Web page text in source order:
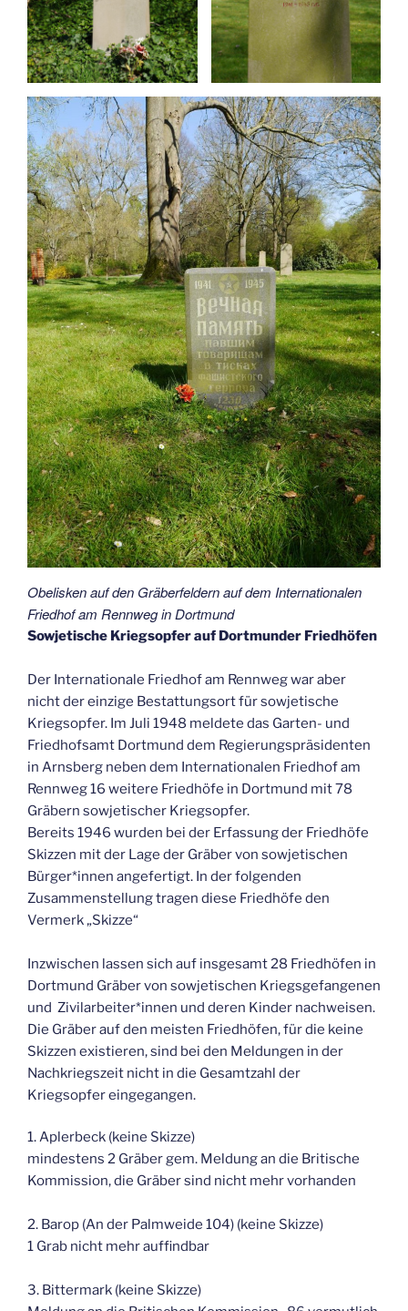
Obelisken auf den Gräberfeldern auf dem Internationalen
Friedhof am Rennweg in Dortmund
Sowjetische Kriegsopfer auf Dortmunder Friedhöfen
Der Internationale Friedhof am Rennweg war aber
nicht der einzige Bestattungsort für sowjetische
Kriegsopfer. Im Juli 1948 meldete das Garten- und
Friedhofsamt Dortmund dem Regierungspräsidenten
in Arnsberg neben dem Internationalen Friedhof am
Rennweg 16 weitere Friedhöfe in Dortmund mit 78
Gräbern sowjetischer Kriegsopfer.
Bereits 1946 wurden bei der Erfassung der Friedhöfe
Skizzen mit der Lage der Gräber von sowjetischen
Bürger*innen angefertigt. In der folgenden
Zusammenstellung tragen diese Friedhöfe den
Vermerk „Skizze“
Inzwischen lassen sich auf insgesamt 28 Friedhöfen in
Dortmund Gräber von sowjetischen Kriegsgefangenen
und Zivilarbeiter*innen und deren Kinder nachweisen.
Die Gräber auf den meisten Friedhöfen, für die keine
Skizzen existieren, sind bei den Meldungen in der
Nachkriegszeit nicht in die Gesamtzahl der
Kriegsopfer eingegangen.
1. Aplerbeck (keine Skizze)
mindestens 2 Gräber gem. Meldung an die Britische
Kommission, die Gräber sind nicht mehr vorhanden
2. Barop (An der Palmweide 104) (keine Skizze)
1 Grab nicht mehr auffindbar
3. Bittermark (keine Skizze)